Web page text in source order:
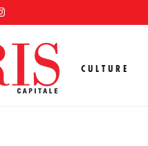
CULTURE